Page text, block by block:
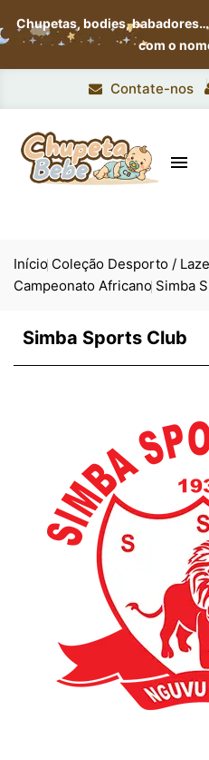
Chupetas, bodies, babadores…
com o
Contate-nos

Início Coleção Desporto /
Campeonato Africano Simba
Simba Sports Club